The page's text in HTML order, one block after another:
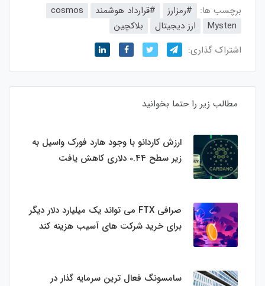
برچسب ها: #رمزارز #قرارداد هوشمند
cosmos
Mysten
ارز دیجیتال
بلاکچین
اشتراک گذاری:
مطالب زیر را حتما بخوانید
ارزش کاردانو با وجود هارد فورک واسیل به
زیر سطح 0.44 دلاری کاهش یافت
صرافی FTX می تواند یک میلیارد دلار دیگر
برای خرید شرکت های آسیب هزینه کند
سامسونگ فعال‌ ترین سرمایه‌ گذار در